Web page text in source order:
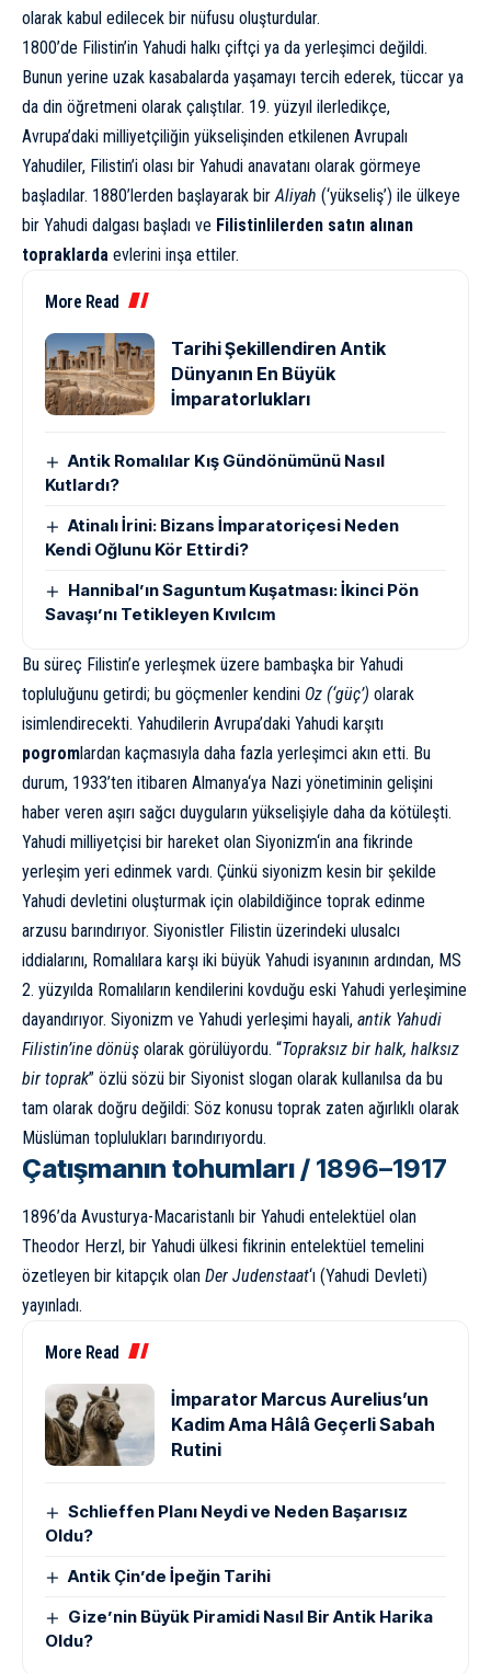
olarak kabul edilecek bir nüfusu oluşturdular.
1800’de Filistin’in Yahudi halkı çiftçi ya da yerleşimci değildi.
Bunun yerine uzak kasabalarda yaşamayı tercih ederek, tüccar ya
da din öğretmeni olarak çalıştılar. 19. yüzyıl ilerledikçe,
Avrupa’daki milliyetçiliğin yükselişinden etkilenen Avrupalı ​​
Yahudiler, Filistin’i olası bir Yahudi anavatanı olarak görmeye
başladılar. 1880’lerden başlayarak bir Aliyah (‘yükseliş’) ile ülkeye
bir Yahudi dalgası başladı ve Filistinlilerden satın alınan
topraklarda evlerini inşa ettiler.
More Read
Tarihi Şekillendiren Antik
Dünyanın En Büyük
İmparatorlukları
Antik Romalılar Kış Gündönümünü Nasıl
Kutlardı?
Atinalı İrini: Bizans İmparatoriçesi Neden
Kendi Oğlunu Kör Ettirdi?
Hannibal’ın Saguntum Kuşatması: İkinci Pön
Savaşı’nı Tetikleyen Kıvılcım
Bu süreç Filistin’e yerleşmek üzere bambaşka bir Yahudi
topluluğunu getirdi; bu göçmenler kendini Oz (‘güç’) olarak
isimlendirecekti. Yahudilerin Avrupa’daki Yahudi karşıtı
pogromlardan kaçmasıyla daha fazla yerleşimci akın etti. Bu
durum, 1933’ten itibaren Almanya‘ya Nazi yönetiminin gelişini
haber veren aşırı sağcı duyguların yükselişiyle daha da kötüleşti.
Yahudi milliyetçisi bir hareket olan Siyonizm‘in ana fikrinde
yerleşim yeri edinmek vardı. Çünkü siyonizm kesin bir şekilde
Yahudi devletini oluşturmak için olabildiğince toprak edinme
arzusu barındırıyor. Siyonistler Filistin üzerindeki ulusalcı
iddialarını, Romalılara karşı iki büyük Yahudi isyanının ardından, MS
2. yüzyılda Romalıların kendilerini kovduğu eski Yahudi yerleşimine
dayandırıyor. Siyonizm ve Yahudi yerleşimi hayali, antik Yahudi
Filistin’ine dönüş olarak görülüyordu. “Topraksız bir halk, halksız
bir toprak” özlü sözü bir Siyonist slogan olarak kullanılsa da bu
tam olarak doğru değildi: Söz konusu toprak zaten ağırlıklı olarak
Müslüman toplulukları barındırıyordu.
Çatışmanın tohumları / 1896–1917
1896’da Avusturya-Macaristanlı bir Yahudi entelektüel olan
Theodor Herzl, bir Yahudi ülkesi fikrinin entelektüel temelini
özetleyen bir kitapçık olan Der Judenstaat‘ı (Yahudi Devleti)
yayınladı.
More Read
İmparator Marcus Aurelius’un
Kadim Ama Hâlâ Geçerli Sabah
Rutini
Schlieffen Planı Neydi ve Neden Başarısız
Oldu?
Antik Çin’de İpeğin Tarihi
Gize’nin Büyük Piramidi Nasıl Bir Antik Harika
Oldu?